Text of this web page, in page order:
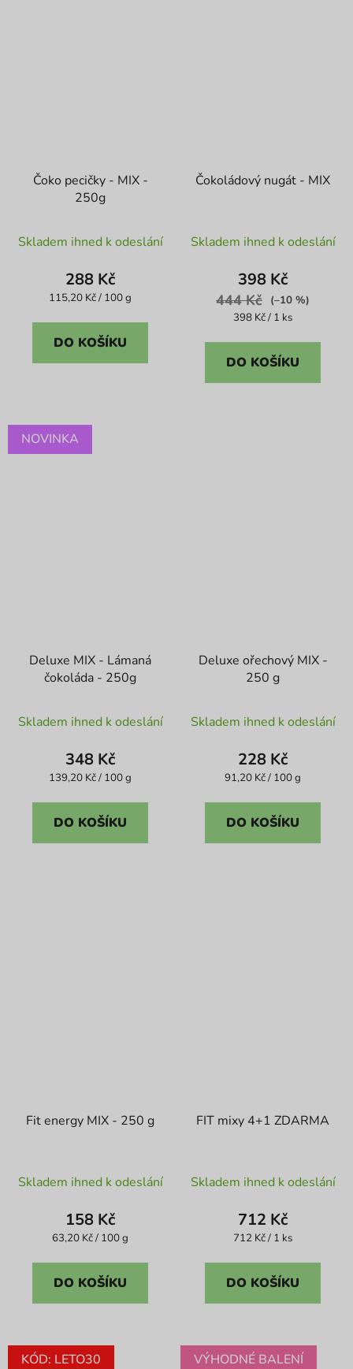
Čoko pecičky - MIX -
250g
Skladem ihned k odeslání
288 Kč
Měrná
115,20 Kč / 100 g
DO KOŠÍKU
Čokoládový nugát - MIX
hodnocení
produktu
je
5,0
5
Skladem ihned k odeslání
398 Kč
444 Kč
(–10 %)
Měrná
398 Kč / 1 ks
DO KOŠÍKU
NOVINKA
Deluxe MIX - Lámaná
čokoláda - 250g
Skladem ihned k odeslání
348 Kč
Měrná
139,20 Kč / 100 g
DO KOŠÍKU
Deluxe ořechový MIX -
250 g
Skladem ihned k odeslání
228 Kč
Měrná
91,20 Kč / 100 g
DO KOŠÍKU
Fit energy MIX - 250 g
Skladem ihned k odeslání
158 Kč
Měrná
63,20 Kč / 100 g
DO KOŠÍKU
FIT mixy 4+1 ZDARMA
Skladem ihned k odeslání
712 Kč
Měrná
712 Kč / 1 ks
DO KOŠÍKU
KÓD: LETO30
VÝHODNÉ BALENÍ